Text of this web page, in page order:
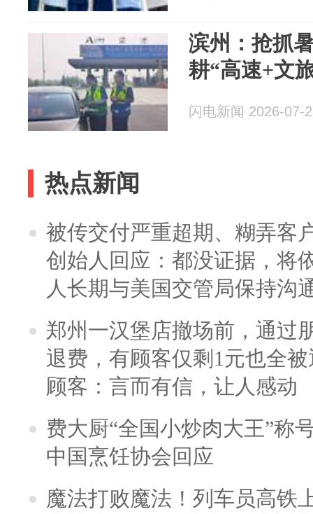
滨州：抢抓
耕“高速+文
闪电新闻 2026-07-
热点新闻
被传交付严重超期、糊弄客
创始人回应：都没证据，将
人长期与美国交管局保持沟
郑州一汉堡店撤场前，通过
退费，有顾客仅剩1元也全
顾客：言而有信，让人感动
费大厨“全国小炒肉大王”称
中国烹饪协会回应
魔法打败魔法！列车员高铁